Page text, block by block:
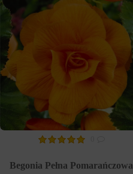
Begonia Pełna Pomarańczowa